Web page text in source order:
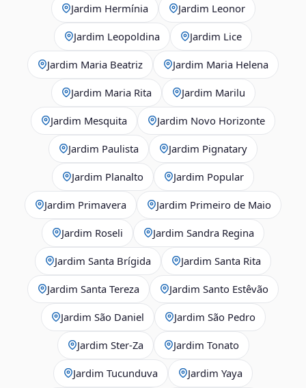
Jardim Hermínia Jardim Leonor
Jardim Leopoldina Jardim Lice
Jardim Maria Beatriz Jardim Maria Helena
Jardim Maria Rita Jardim Marilu
Jardim Mesquita Jardim Novo Horizonte
Jardim Paulista Jardim Pignatary
Jardim Planalto Jardim Popular
Jardim Primavera Jardim Primeiro de Maio
Jardim Roseli Jardim Sandra Regina
Jardim Santa Brígida Jardim Santa Rita
Jardim Santa Tereza Jardim Santo Estêvão
Jardim São Daniel Jardim São Pedro
Jardim Ster‑Za Jardim Tonato
Jardim Tucunduva Jardim Yaya